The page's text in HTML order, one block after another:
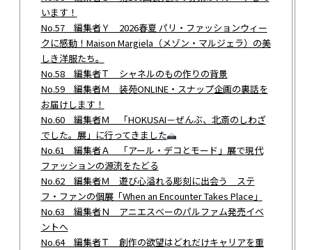
います！
No.57 編集者Ｙ 2026春夏 パリ・ファッションウィー
クに感動！Maison Margiela（メゾン・マルジェラ）の美
しき洋服たち。
No.58 編集者Ｔ シャネルのもの作りの背景
No.59 編集者Ｍ 装苑ONLINE・スナップ企画の裏話を
お届けします！
No.60 編集者Ｍ 「HOKUSAI－ぜんぶ、北斎のしわざ
でした。展」に行ってきました
No.61 編集者Ａ 「アール・デコとモード」展で現代
ファッションの源流をたどる
No.62 編集者Ｍ 遊び心溢れる彫刻に出会う ステ
フ・ファンの個展「When an Encounter Takes Place」
No.63 編集者Ｎ アニエスべーのパルファム発売イベ
ントへ
No.64 編集者Ｔ 創作の欲望はどれだけキャリアを重